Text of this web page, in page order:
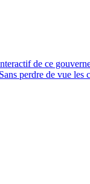
de ce
perdre de vue les